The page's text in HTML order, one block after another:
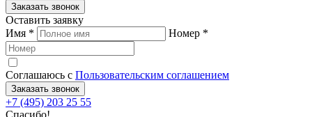
Заказать звонок
Оставить заявку
Имя * Номер *
Соглашаюсь с Пользовательским соглашением
Заказать звонок
+7 (495) 203 25 55